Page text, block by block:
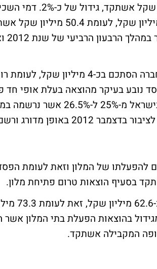
בכ-25.6 מיליון שקל, לעומת כ-25.1
מיליון שקל בגין עדכון שיעור מס
על ההכנסה. כמו כן, מלון קפה רויאל נפתח
בסעיף הוצאות טרום פתיחת מלון.
הרווח